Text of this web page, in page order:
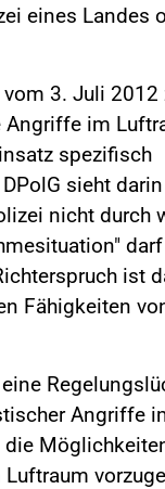
eines Landes
3. Juli 2012
im
spezifisch
sieht
nicht durch
ist
Fähigkeiten
Angriffe